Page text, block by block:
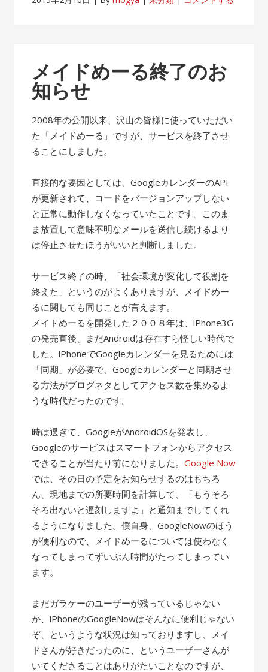
メイドめーる終了のお
知らせ
2008年の公開以来、沢山の皆様に使っていただい
た「メイドめーる」ですが、サービスを終了させ
ることにしました。
直接的な要因としては、GoogleカレンダーのAPI
が更新されて、コードをバージョンアップしない
と正常に動作しなくなっていたことです。このま
ま放置して意味不明なメールを送信し続けるより
は停止させたほうがいいと判断しました。
サービス終了の時、「社会環境が変化して役割を
終えた」というのがよくありますが、メイドめー
るに関しても同じことが言えます。
メイドめーるを開発した２００８年は、iPhone3G
の発売直後、まだAndroidは存在すら怪しい時代で
した。iPhoneでGoogleカレンダーを見るためには
「同期」が必要で、Googleカレンダーと同期させ
る方法がブログネタとしてアクセス数を集めるよ
うな時代だったのです。
時は過ぎて、GoogleがAndroidOSを発表し、
Googleのサービスはスマートフォンからアクセス
できることが当たり前になりました。Google Now
では、その日の予定をお知らせするのはもちろ
ん、現地までの所要時間を計算して、「もうそろ
そろ出ないと遅刻しますよ」と通知までしてくれ
るようになりました。僕自身、GoogleNowのほう
が便利なので、メイドめーるについては使わなく
なってしまってずいぶん時間がたってしまってい
ます。
まだガラケーのユーザーが残っているじゃない
か、iPhoneのGoogleNowはそんなに便利じゃない
ぞ、というような状況は知っておりますし、メイ
ドさんが好きだったのに、というユーザーさんが
いてくださることはありがたいことなのですが、